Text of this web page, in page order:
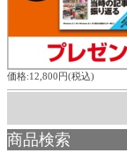
価格:12,800円(税込)
商品検索